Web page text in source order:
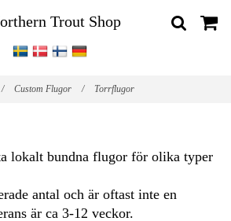
Trout Shop
/ Custom Flugor / Torrflugor
lokalt bundna flugor för olika typer
antal och är oftast inte en
är ca 3-12 veckor.